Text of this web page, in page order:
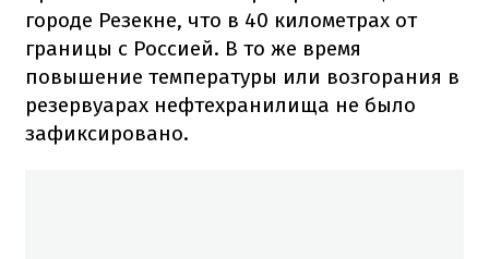
городе Резекне, что в 40 километрах от
границы с Россией. В то же время
повышение температуры или возгорания в
резервуарах нефтехранилища не было
зафиксировано.